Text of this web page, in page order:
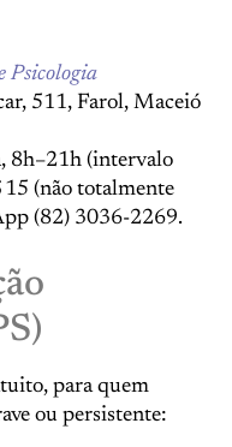
Psicologia
511, Farol, Maceió
8h–21h (intervalo
(não totalmente
(82) 3036-2269.
para quem
ou persistente: